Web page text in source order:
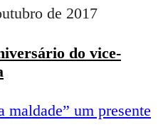
de 2017
do vice-